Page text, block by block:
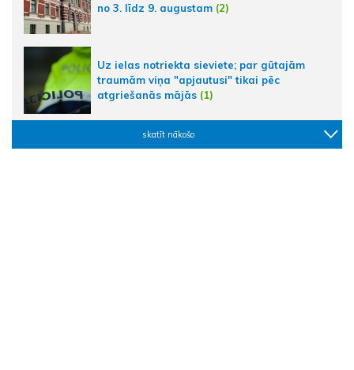
no 3. līdz 9. augustam (2)
Uz ielas notriekta sieviete; par gūtajām
traumām viņa "apjautusi" tikai pēc
atgriešanās mājās (1)
skatīt nākošo